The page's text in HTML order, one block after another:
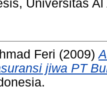
Universitas
Feri (2009)
jiwa PT